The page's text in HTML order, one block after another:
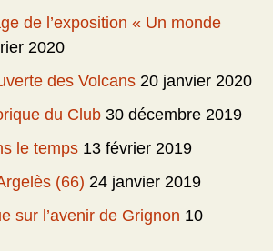
de l’exposition « Un monde
2020
des Volcans 20 janvier 2020
du Club 30 décembre 2019
le temps 13 février 2019
(66) 24 janvier 2019
sur l’avenir de Grignon 10